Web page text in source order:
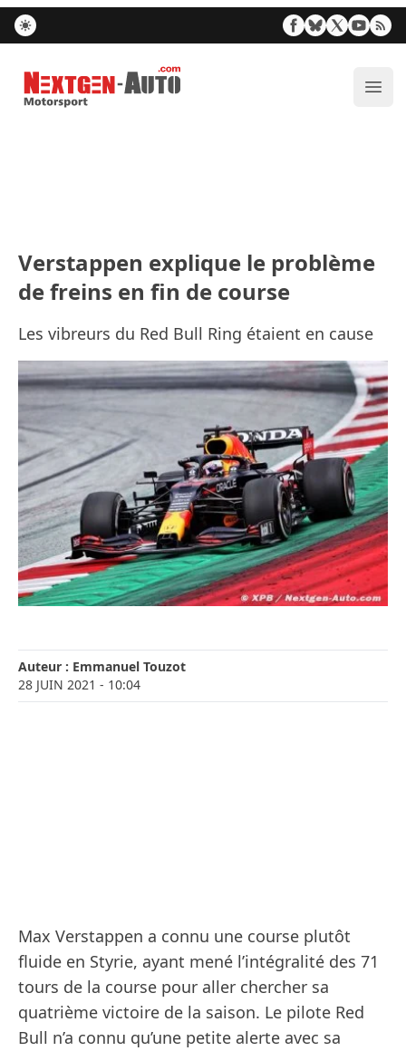
Nextgen-Auto.com
Verstappen explique le problème
de freins en fin de course
Les vibreurs du Red Bull Ring étaient en cause
Auteur : Emmanuel Touzot
28 JUIN 2021 - 10:04
Max Verstappen a connu une course plutôt
fluide en Styrie, ayant mené l’intégralité des 71
tours de la course pour aller chercher sa
quatrième victoire de la saison. Le pilote Red
Bull n’a connu qu’une petite alerte avec sa